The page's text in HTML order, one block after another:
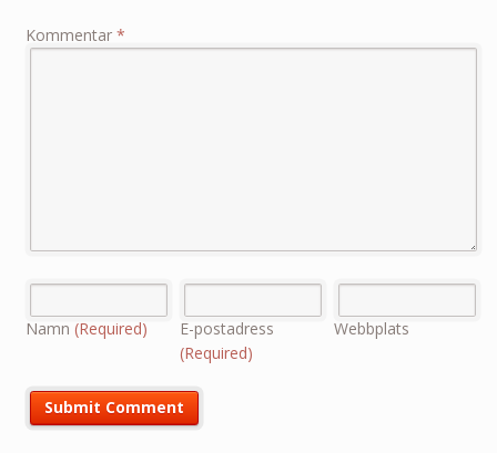
Kommentar *
Namn (Required)
E-postadress
(Required)
Webbplats